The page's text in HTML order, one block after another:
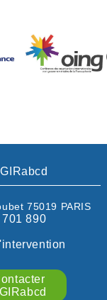
75019 PARIS
890